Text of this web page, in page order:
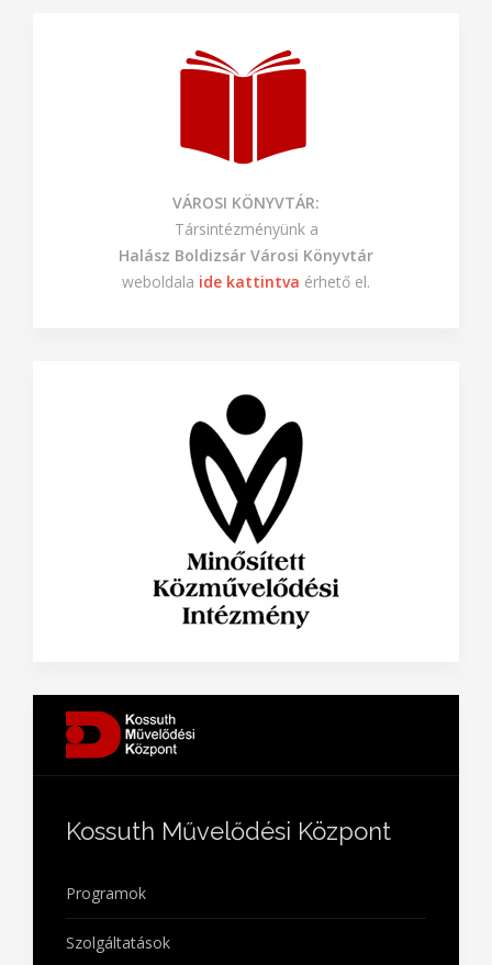
VÁROSI KÖNYVTÁR:
Társintézményünk a
Halász Boldizsár Városi Könyvtár
weboldala ide kattintva érhető el.
Kossuth Művelődési Központ
Programok
Szolgáltatások